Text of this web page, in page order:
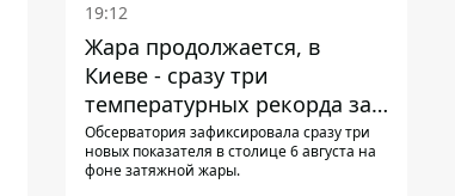
19:12
Жара продолжается, в
Киеве - сразу три
температурных рекорда за
день
Обсерватория зафиксировала сразу три
новых показателя в столице 6 августа на
фоне затяжной жары.